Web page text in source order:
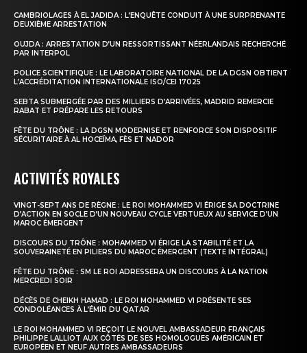
CAMBRIOLAGES À EL JADIDA : L’ENQUÊTE CONDUIT À UNE SURPRENANTE
DEUXIÈME ARRESTATION
OUJDA : ARRESTATION D’UN RESSORTISSANT NÉERLANDAIS RECHERCHÉ
PAR INTERPOL
POLICE SCIENTIFIQUE : LE LABORATOIRE NATIONAL DE LA DGSN OBTIENT
L’ACCRÉDITATION INTERNATIONALE ISO/CEI 17025
SEBTA SUBMERGÉE PAR DES MILLIERS D’ARRIVÉES, MADRID REMERCIE
RABAT ET PRÉPARE LES RETOURS
FÊTE DU TRÔNE : LA DGSN MODERNISE ET RENFORCE SON DISPOSITIF
SÉCURITAIRE À AL HOCEÏMA, FÈS ET NADOR
ACTIVITÉS ROYALES
VINGT-SEPT ANS DE RÈGNE : LE ROI MOHAMMED VI ÉRIGE SA DOCTRINE
D’ACTION EN SOCLE D’UN NOUVEAU CYCLE VERTUEUX AU SERVICE D’UN
MAROC ÉMERGENT
DISCOURS DU TRÔNE : MOHAMMED VI ÉRIGE LA STABILITÉ ET LA
SOUVERAINETÉ EN PILIERS DU MAROC ÉMERGENT (TEXTE INTÉGRAL)
FÊTE DU TRÔNE : SM LE ROI ADRESSERA UN DISCOURS À LA NATION
MERCREDI SOIR
DÉCÈS DE CHEIKH HAMAD : LE ROI MOHAMMED VI PRÉSENTE SES
CONDOLÉANCES À L’ÉMIR DU QATAR
LE ROI MOHAMMED VI REÇOIT LE NOUVEL AMBASSADEUR FRANÇAIS
PHILIPPE LALLIOT AUX CÔTÉS DE SES HOMOLOGUES AMÉRICAIN ET
EUROPÉEN ET NEUF AUTRES AMBASSADEURS